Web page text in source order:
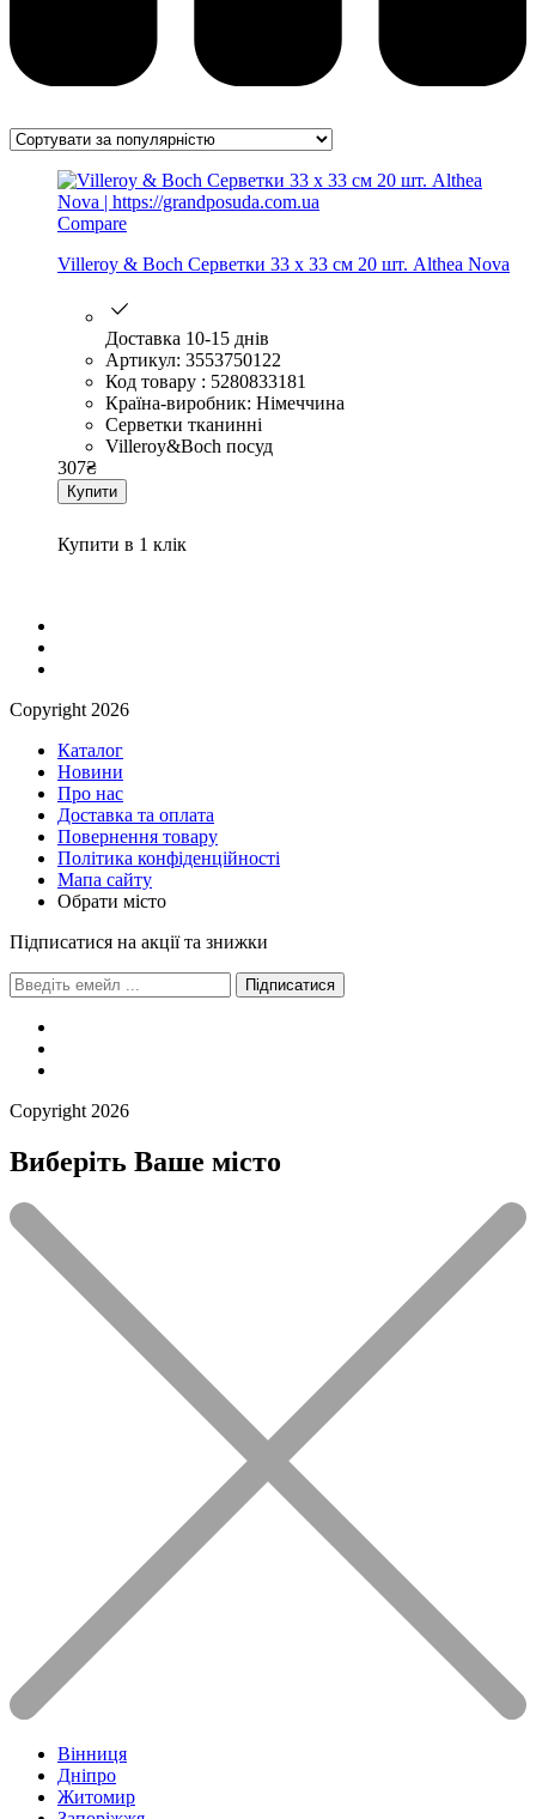
Compare
Villeroy & Boch Серветки 33 х 33 см 20 шт. Althea Nova
Доставка 10-15 днів
Артикул: 3553750122
Код товару : 5280833181
Країна-виробник: Німеччина
Серветки тканинні
Villeroy&Boch посуд
307₴
Купити
Купити в 1 клік
Сopyright 2026
Каталог
Новини
Про нас
Доставка та оплата
Повернення товару
Політика конфіденційності
Мапа сайту
Обрати місто
Підписатися на акції та знижки
Підписатися
Сopyright 2026
Виберіть Ваше місто
Вінниця
Дніпро
Житомир